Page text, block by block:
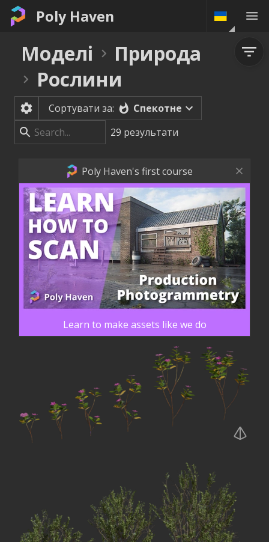
Poly Haven
Моделі
Природа
Рослини
Сортувати за:
Спекотне
29 результати
Poly Haven's first course
Learn to make assets like we do